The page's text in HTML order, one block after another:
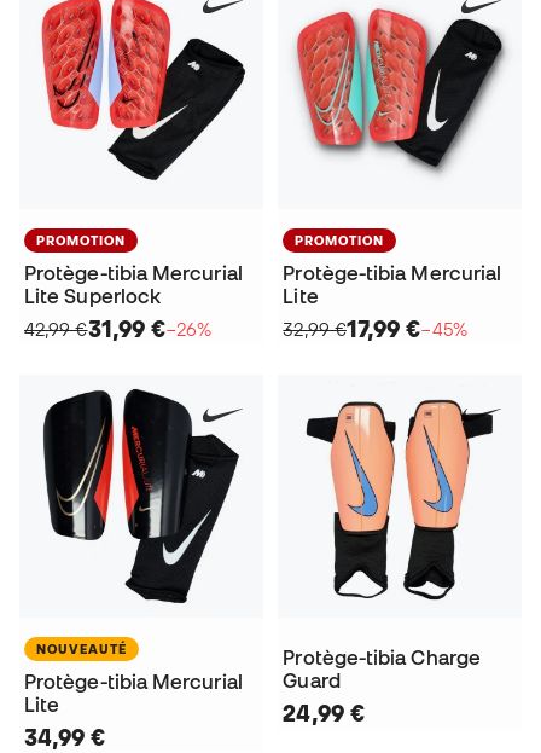
PROMOTION
Protège-tibia Mercurial
Lite Superlock
42,99 €31,99 €−26%
PROMOTION
Protège-tibia Mercurial
Lite
32,99 €17,99 €−45%
NOUVEAUTÉ
Protège-tibia Mercurial
Lite
34,99 €
Protège-tibia Charge
Guard
24,99 €